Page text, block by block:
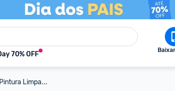
70% OFF
Limpa...